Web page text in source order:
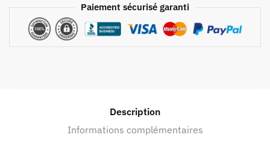
Paiement sécurisé garanti
Description
Informations complémentaires